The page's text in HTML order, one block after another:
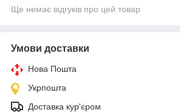
Ще немає відгуків про цей товар
Умови доставки
Нова Пошта
Укрпошта
Доставка кур'єром